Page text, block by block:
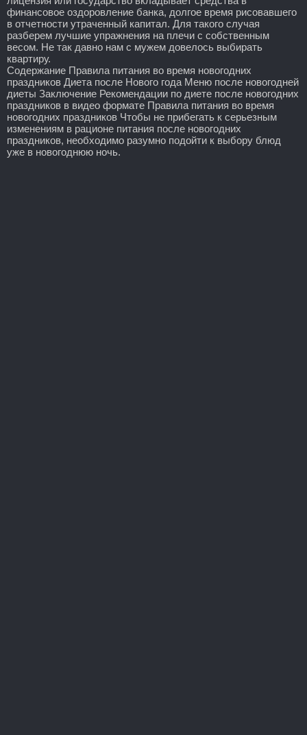
финансовое оздоровление банка, долгое время рисовавшего
в отчетности утраченный капитал. Для такого случая
разберем лучшие упражнения на плечи с собственным
весом. Не так давно нам с мужем довелось выбирать
квартиру.
Содержание Правила питания во время новогодних
праздников Диета после Нового года Меню после новогодней
диеты Заключение Рекомендации по диете после новогодних
праздников в видео формате Правила питания во время
новогодних праздников Чтобы не прибегать к серьезным
изменениям в рационе питания после новогодних
праздников, необходимо разумно подойти к выбору блюд
уже в новогоднюю ночь.